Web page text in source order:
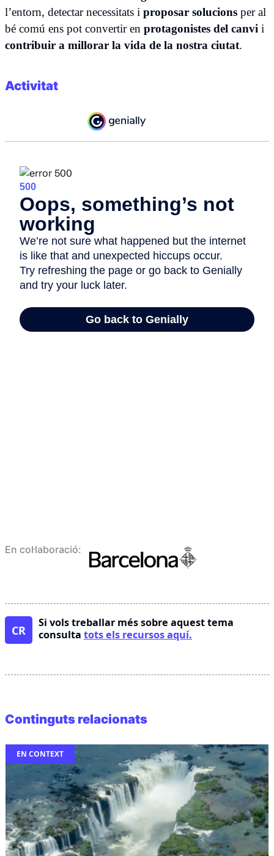
l’entorn, detectar necessitats i proposar solucions per al
bé comú ens pot convertir en protagonistes del canvi i
contribuir a millorar la vida de la nostra ciutat.
Activitat
En col·laboració:
CR
Si vols treballar més sobre aquest tema
consulta tots els recursos aquí.
Continguts relacionats
EN CONTEXT